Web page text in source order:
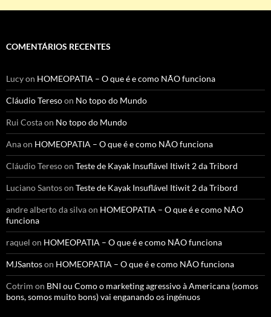
COMENTÁRIOS RECENTES
Lucyon HOMEOPATIA – O que é e como NÃO funciona
Cláudio Teresoon No topo do Mundo
Rui Costaon No topo do Mundo
Anaon HOMEOPATIA – O que é e como NÃO funciona
Cláudio Teresoon Teste de Kayak Insuflável Itiwit 2 da Tribord
Luciano Santoson Teste de Kayak Insuflável Itiwit 2 da Tribord
andre alberto da silvaon HOMEOPATIA – O que é e como NÃO
funciona
raquel on HOMEOPATIA – O que é e como NÃO funciona
MJSantoson HOMEOPATIA – O que é e como NÃO funciona
Cotrim on BNI ou Como o marketing agressivo à Americana (somos
bons, somos muito bons) vai enganando os ingénuos